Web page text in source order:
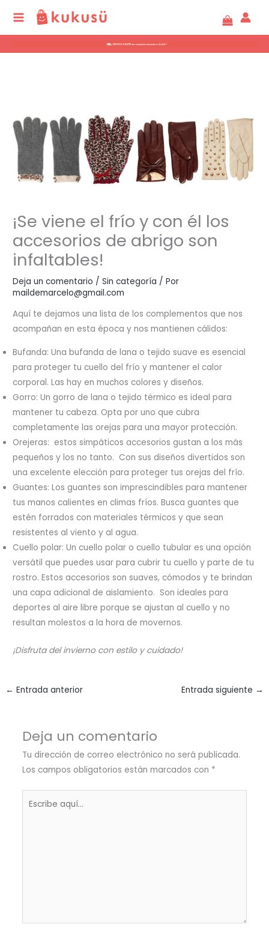
contenido
¡Se viene el frío y con él los
accesorios de abrigo son
infaltables!
Deja un comentario /Sin categoría / Por
maildemarcelo@gmail.com
Aquí te dejamos una lista de los complementos que nos
acompañan en esta época y nos mantienen cálidos:
Bufanda: Una bufanda de lana o tejido suave es esencial
para proteger tu cuello del frío y mantener el calor
corporal. Las hay en muchos colores y diseños.
Gorro: Un gorro de lana o tejido térmico es ideal para
mantener tu cabeza. Opta por uno que cubra
completamente las orejas para una mayor protección.
Orejeras: estos simpáticos accesorios gustan a los más
pequeños y los no tanto. Con sus diseños divertidos son
una excelente elección para proteger tus orejas del frío.
Guantes: Los guantes son imprescindibles para mantener
tus manos calientes en climas fríos. Busca guantes que
estén forrados con materiales térmicos y que sean
resistentes al viento y al agua.
Cuello polar: Un cuello polar o cuello tubular es una opción
versátil que puedes usar para cubrir tu cuello y parte de tu
rostro. Estos accesorios son suaves, cómodos y te brindan
una capa adicional de aislamiento. Son ideales para
deportes al aire libre porque se ajustan al cuello y no
resultan molestos a la hora de movernos.
¡Disfruta del invierno con estilo y cuidado!
← Entrada anterior Entrada siguiente →
Deja un comentario
Tu dirección de correo electrónico no será publicada.
Los campos obligatorios están marcados con *